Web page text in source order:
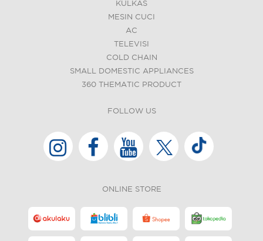
KULKAS
MESIN CUCI
AC
TELEVISI
COLD CHAIN
SMALL DOMESTIC APPLIANCES
360 THEMATIC PRODUCT
FOLLOW US
ONLINE STORE